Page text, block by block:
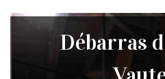
Débarras